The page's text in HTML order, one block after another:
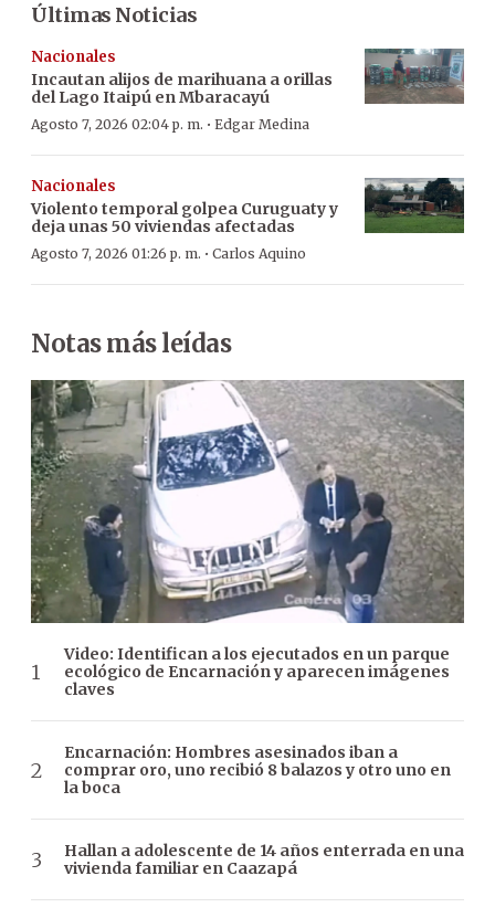
Últimas Noticias
Nacionales
Incautan alijos de marihuana a orillas
del Lago Itaipú en Mbaracayú
Agosto 7, 2026 02:04 p. m. · Edgar Medina
Nacionales
Violento temporal golpea Curuguaty y
deja unas 50 viviendas afectadas
Agosto 7, 2026 01:26 p. m. · Carlos Aquino
Notas más leídas
Video: Identifican a los ejecutados en un parque
ecológico de Encarnación y aparecen imágenes
claves
Encarnación: Hombres asesinados iban a
comprar oro, uno recibió 8 balazos y otro uno en
la boca
Hallan a adolescente de 14 años enterrada en una
vivienda familiar en Caazapá